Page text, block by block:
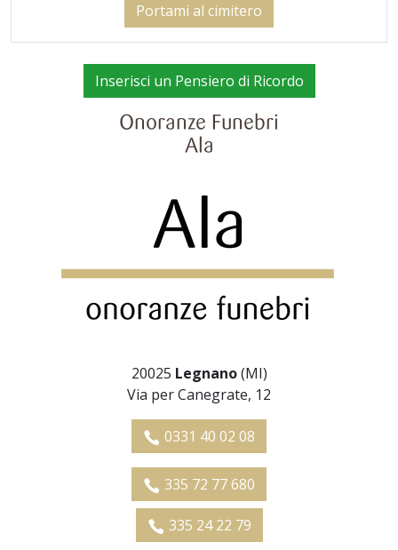
Portami al cimitero
Inserisci un Pensiero di Ricordo
Onoranze Funebri
Ala
20025 Legnano(MI)
Via per Canegrate, 12
0331 40 02 08
335 72 77 680
335 24 22 79